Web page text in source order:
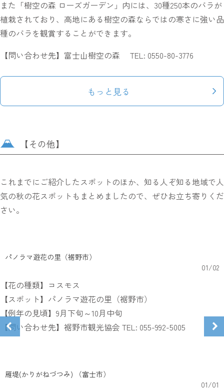
また「樹空の森 ローズガーデン」内には、30種250本のバラが
植栽されており、高地にある樹空の森ならではの寒さに強い品
種のバラを観賞することができます。
【問い合わせ先】富士山樹空の森 TEL: 0550-80-3776
もっと見る
【その他】
これまでにご紹介したスポットのほか、知る人ぞ知る地域で人
気の秋の花スポットもまとめましたので、ぜひお立ち寄りくだ
さい。
パノラマ遊花の里（裾野市）
01/02
【花の種類】コスモス
【スポット】パノラマ遊花の里（裾野市）
【例年の見頃】9月下旬～10月中旬
【問い合わせ先】裾野市観光協会 TEL: 055-992-5005
雁堤(かりがねづつみ) （富士市）
01/01